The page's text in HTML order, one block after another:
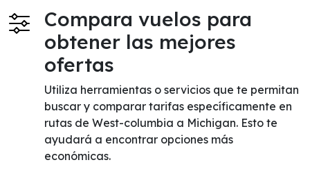
Compara vuelos para
obtener las mejores
ofertas
Utiliza herramientas o servicios que te permitan
buscar y comparar tarifas específicamente en
rutas de West-columbia a Michigan. Esto te
ayudará a encontrar opciones más
económicas.